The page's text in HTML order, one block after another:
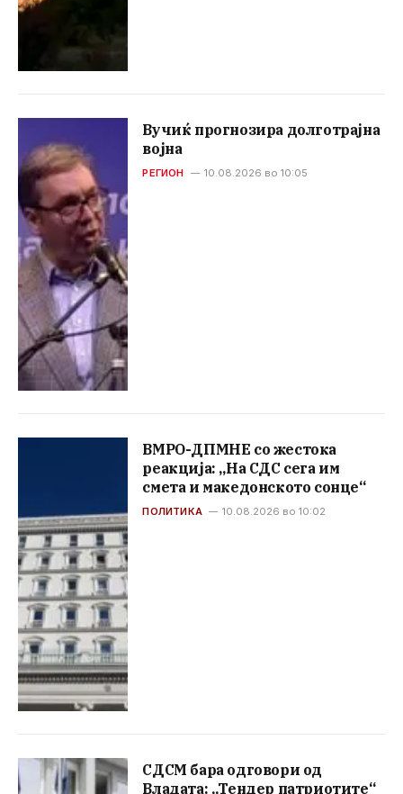
Вучиќ прогнозира долготрајна
војна
РЕГИОН 10.08.2026 во 10:05
ВМРО-ДПМНЕ со жестока
реакција: „На СДС сега им
смета и македонското сонце“
ПОЛИТИКА 10.08.2026 во 10:02
СДСМ бара одговори од
Владата: „Тендер патриотите“